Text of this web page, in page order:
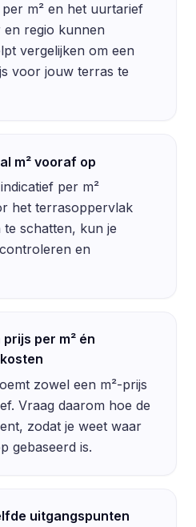
per m² en het uurtarief
en regio kunnen
vergelijken om een
voor jouw terras te
m² vooraf op
per m²
het terrasoppervlak
schatten, kun je
en
per m² én
zowel een m²-prijs
Vraag daarom hoe de
zodat je weet waar
gebaseerd is.
uitgangspunten